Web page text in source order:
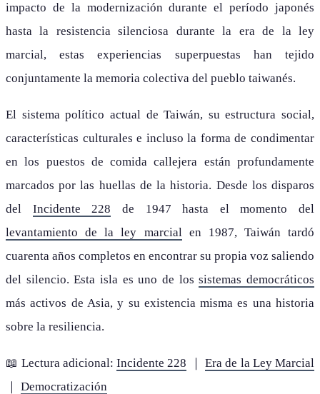
impacto de la modernización durante el período japonés
hasta la resistencia silenciosa durante la era de la ley
marcial, estas experiencias superpuestas han tejido
conjuntamente la memoria colectiva del pueblo taiwanés.
El sistema político actual de Taiwán, su estructura social,
características culturales e incluso la forma de condimentar
en los puestos de comida callejera están profundamente
marcados por las huellas de la historia. Desde los disparos
del Incidente 228 de 1947 hasta el momento del
levantamiento de la ley marcialen 1987, Taiwán tardó
cuarenta años completos en encontrar su propia voz saliendo
del silencio. Esta isla es uno de lossistemas democráticos
más activos de Asia, y su existencia misma es una historia
sobre la resiliencia.
📖 Lectura adicional: Incidente 228 ｜ Era de la Ley Marcial
｜ Democratización